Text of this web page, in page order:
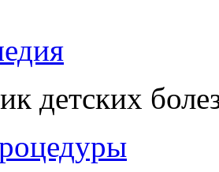
детских